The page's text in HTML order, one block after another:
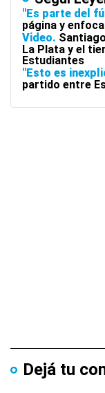
"Es parte del
página y
Video
La Plata y el
Estudiantes
"Esto es
partido entre
Dejá tu